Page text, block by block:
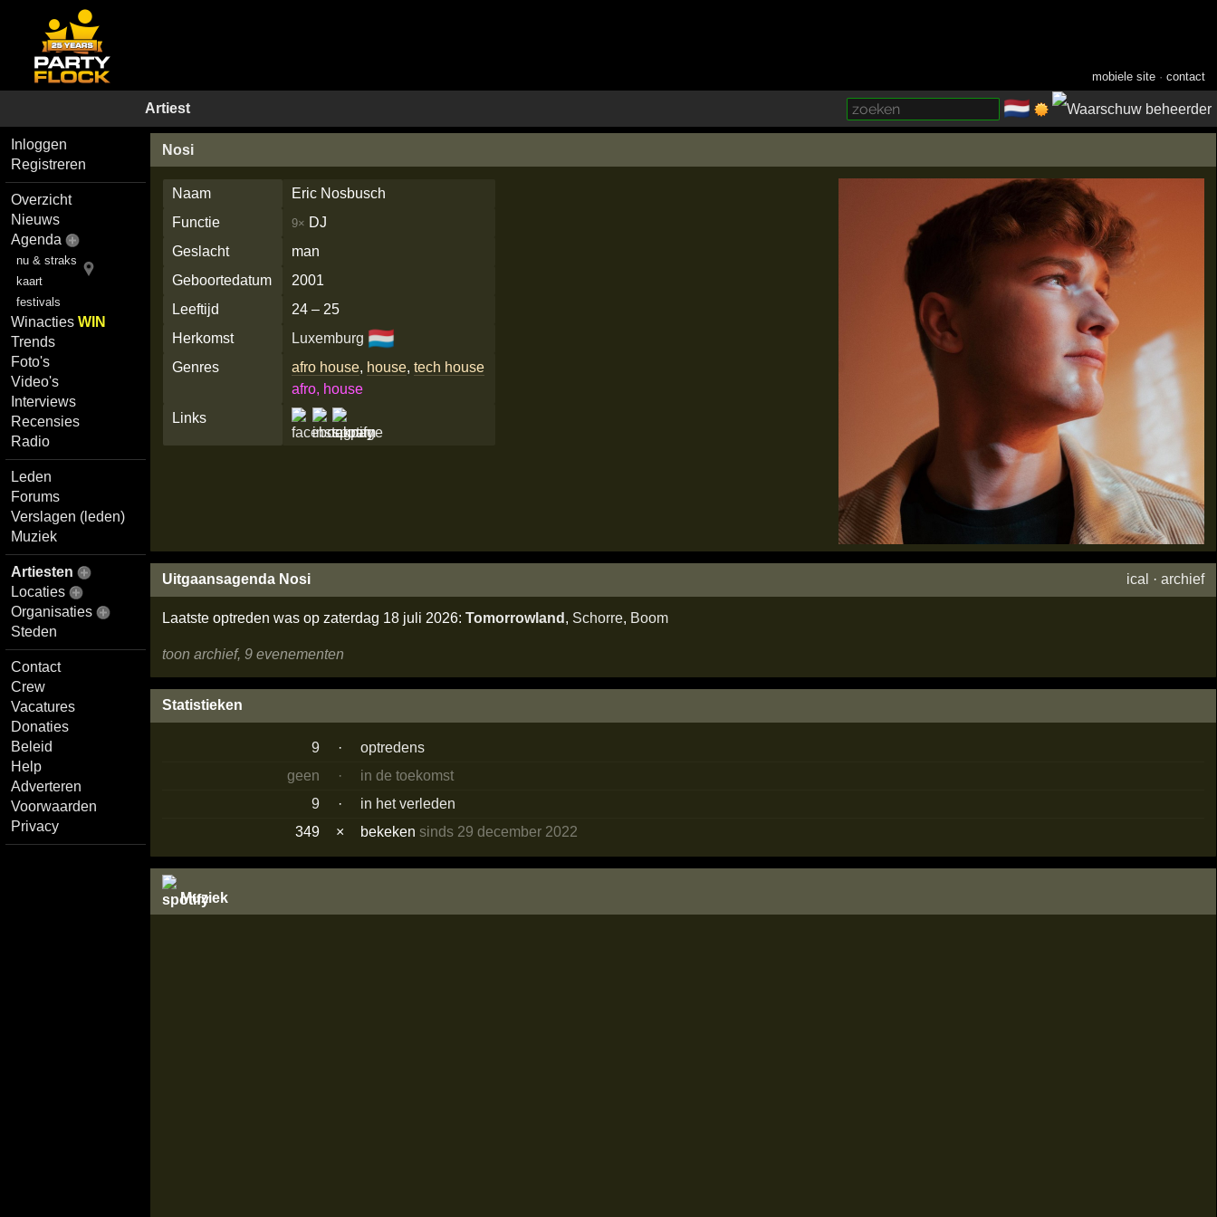
mobiele site ·contact
Artiest 🇳🇱
Inloggen
Registreren
Overzicht
Nieuws
Agenda
nu & straks
kaart
festivals
WinactiesWIN
Trends
Foto's
Video's
Interviews
Recensies
Radio
Leden
Forums
Verslagen (leden)
Muziek
Artiesten
Locaties
Organisaties
Steden
Contact
Crew
Vacatures
Donaties
Beleid
Help
Adverteren
Voorwaarden
Privacy
Nosi
Naam
Eric Nosbusch
Functie
9× DJ
Geslacht
man
Geboortedatum
2001
Leeftijd
24 – 25
Herkomst
Luxemburg 🇱🇺
Genres afro house, house,tech house
afro, house
Links
Uitgaansagenda Nosi ical ·archief
Laatste optreden was op zaterdag 18 juli 2026: Tomorrowland , Schorre, Boom
toon archief, 9 evenementen
Statistieken
9 ·
optredens
geen
·
in de toekomst
9
·
in het verleden
349
× bekekensinds 29 december 2022
Muziek